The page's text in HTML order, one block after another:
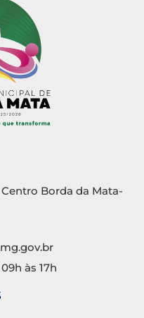
Borda da Mata-
às 17h